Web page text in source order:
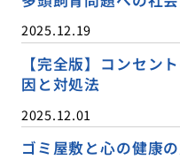
2025.12.19
【完全版】コンセン
因と対処法
2025.12.01
ゴミ屋敷と心の健康